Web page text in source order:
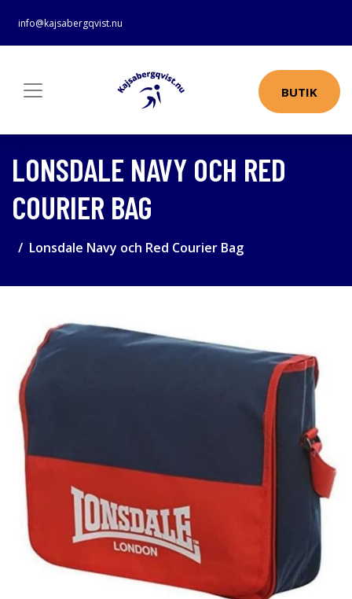
info@kajsabergqvist.nu
BUTIK
LONSDALE NAVY OCH RED
COURIER BAG
Lonsdale Navy och Red Courier Bag